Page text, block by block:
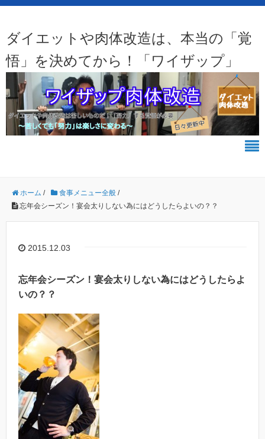
ダイエットや肉体改造は、本当の「覚
悟」を決めてから！「ワイザップ」
ホーム / 食事メニュー全般 /
忘年会シーズン！宴会太りしない為にはどうしたらよいの？？
2015.12.03
忘年会シーズン！宴会太りしない為にはどうしたらよ
いの？？